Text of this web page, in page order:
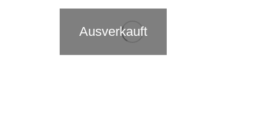
Ausverkauft